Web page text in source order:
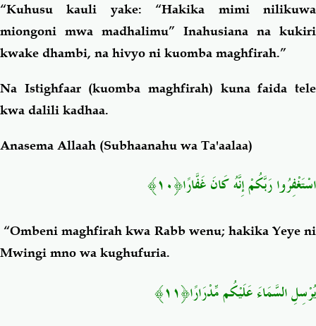
“Kuhusu kauli yake: “Hakika mimi nilikuwa
miongoni mwa madhalimu” Inahusiana na kukiri
kwake dhambi, na hivyo ni kuomba maghfirah.”
Na Istighfaar (kuomba maghfirah) kuna faida tele
kwa dalili kadhaa.
Anasema Allaah (Subhaanahu wa Ta'aalaa)
اسْتَغْفِرُوا رَبَّكُمْ إِنَّهُ كَانَ غَفَّارًا﴿١٠﴾
“Ombeni maghfirah kwa Rabb wenu; hakika Yeye ni
Mwingi mno wa kughufuria.
يُرْسِلِ السَّمَاءَ عَلَيْكُم مِّدْرَارًا﴿١١﴾